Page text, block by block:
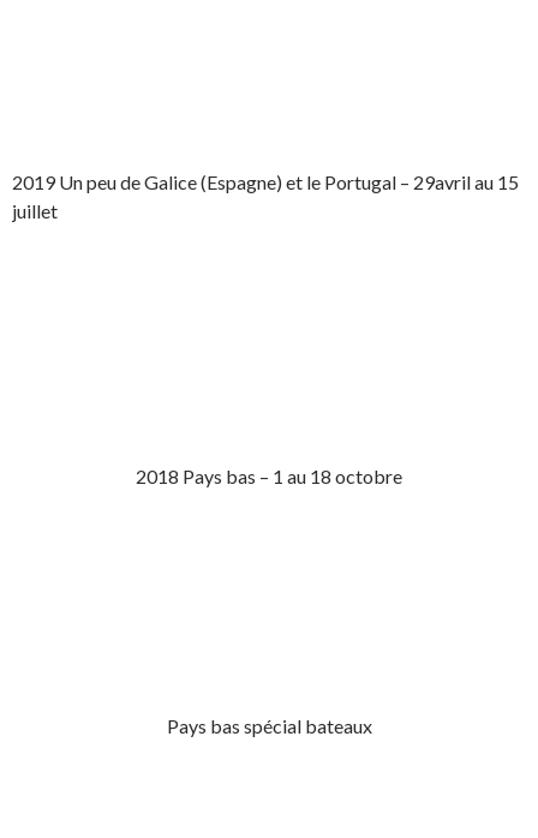
2019 Un peu de Galice (Espagne) et le Portugal – 29avril au 15
juillet
2018 Pays bas – 1 au 18 octobre
Pays bas spécial bateaux